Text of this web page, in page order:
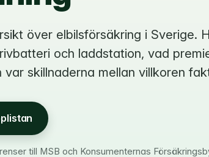
över elbilsförsäkring i Sverige.
och laddstation, vad
var skillnaderna mellan villkoren
till MSB och Konsumenternas